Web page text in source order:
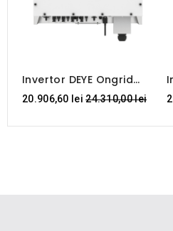
Invertor DEYE Ongrid
80kW
20.906,60 lei Regular
24.310,00 lei